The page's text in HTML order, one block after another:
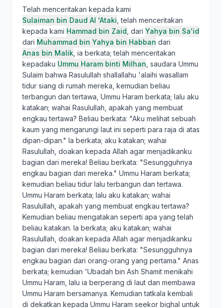
Telah menceritakan kepada kami
Sulaiman bin Daud Al 'Ataki , telah menceritakan
kepada kami Hammad bin Zaid , dari Yahya bin Sa'id
dari Muhammad bin Yahya bin Habban dari
Anas bin Malik , ia berkata; telah menceritakan
kepadaku Ummu Haram binti Milhan , saudara Ummu
Sulaim bahwa Rasulullah shallallahu 'alaihi wasallam
tidur siang di rumah mereka, kemudian beliau
terbangun dan tertawa, Ummu Haram berkata; lalu aku
katakan; wahai Rasulullah, apakah yang membuat
engkau tertawa? Beliau berkata: "Aku melihat sebuah
kaum yang mengarungi laut ini seperti para raja di atas
dipan-dipan." Ia berkata; aku katakan; wahai
Rasulullah, doakan kepada Allah agar menjadikanku
bagian dari mereka! Beliau berkata: "Sesungguhnya
engkau bagian dari mereka." Ummu Haram berkata;
kemudian beliau tidur lalu terbangun dan tertawa.
Ummu Haram berkata; lalu aku katakan; wahai
Rasulullah, apakah yang membuat engkau tertawa?
Kemudian beliau mengatakan seperti apa yang telah
beliau katakan. Ia berkata; aku katakan; wahai
Rasulullah, doakan kepada Allah agar menjadikanku
bagian dari mereka! Beliau berkata: "Sesungguhnya
engkau bagian dari orang-orang yang pertama." Anas
berkata; kemudian 'Ubadah bin Ash Shamit menikahi
Ummu Haram, lalu ia berperang di laut dan membawa
Ummu Haram bersamanya. Kemudian tatkala kembali
di dekatkan kepada Ummu Haram seekor bighal untuk